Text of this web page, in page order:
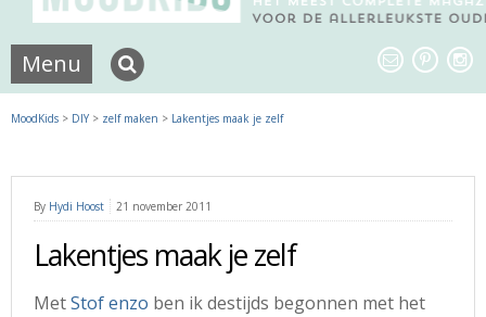
Menu
MoodKids > DIY > zelf maken > Lakentjes maak je zelf
By Hydi Hoost 21 november 2011
Lakentjes maak je zelf
MetStof enzo ben ik destijds begonnen met het